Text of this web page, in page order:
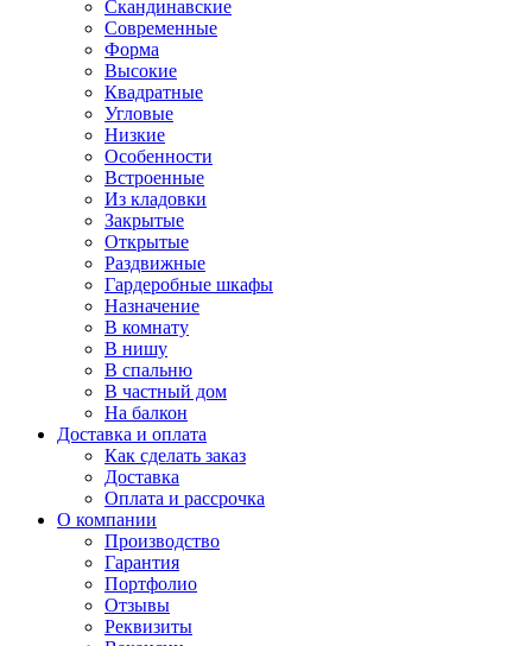
Скандинавские
Современные
Форма
Высокие
Квадратные
Угловые
Низкие
Особенности
Встроенные
Из кладовки
Закрытые
Открытые
Раздвижные
Гардеробные шкафы
Назначение
В комнату
В нишу
В спальню
В частный дом
На балкон
Доставка и оплата
Как сделать заказ
Доставка
Оплата и рассрочка
О компании
Производство
Гарантия
Портфолио
Отзывы
Реквизиты